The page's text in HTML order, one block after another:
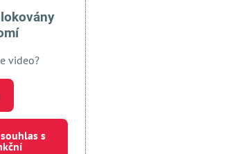
je blokován Volbami soukromí
video?
s